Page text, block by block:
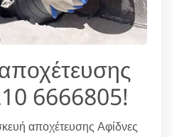
6666805!
αποχέτευσης Αφίδνες